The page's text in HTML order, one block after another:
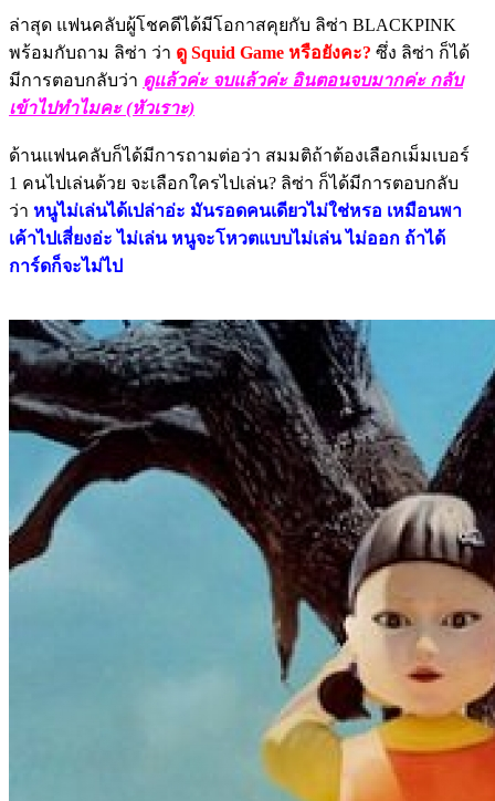
ล่าสุด แฟนคลับผู้โชคดีได้มีโอกาสคุยกับ ลิซ่า BLACKPINK
พร้อมกับถาม ลิซ่า ว่า ดู Squid Game หรือยังคะ? ซึ่ง ลิซ่า ก็ได้
มีการตอบกลับว่า ดูแล้วค่ะ จบแล้วค่ะ อินตอนจบมากค่ะ กลับ
เข้าไปทำไมคะ (หัวเราะ)
ด้านแฟนคลับก็ได้มีการถามต่อว่า สมมติถ้าต้องเลือกเม็มเบอร์
1 คนไปเล่นด้วย จะเลือกใครไปเล่น? ลิซ่า ก็ได้มีการตอบกลับ
ว่า หนูไม่เล่นได้เปล่าอ่ะ มันรอดคนเดียวไม่ใช่หรอ เหมือนพา
เค้าไปเสี่ยงอ่ะ ไม่เล่น หนูจะโหวตแบบไม่เล่น ไม่ออก ถ้าได้
การ์ดก็จะไม่ไป